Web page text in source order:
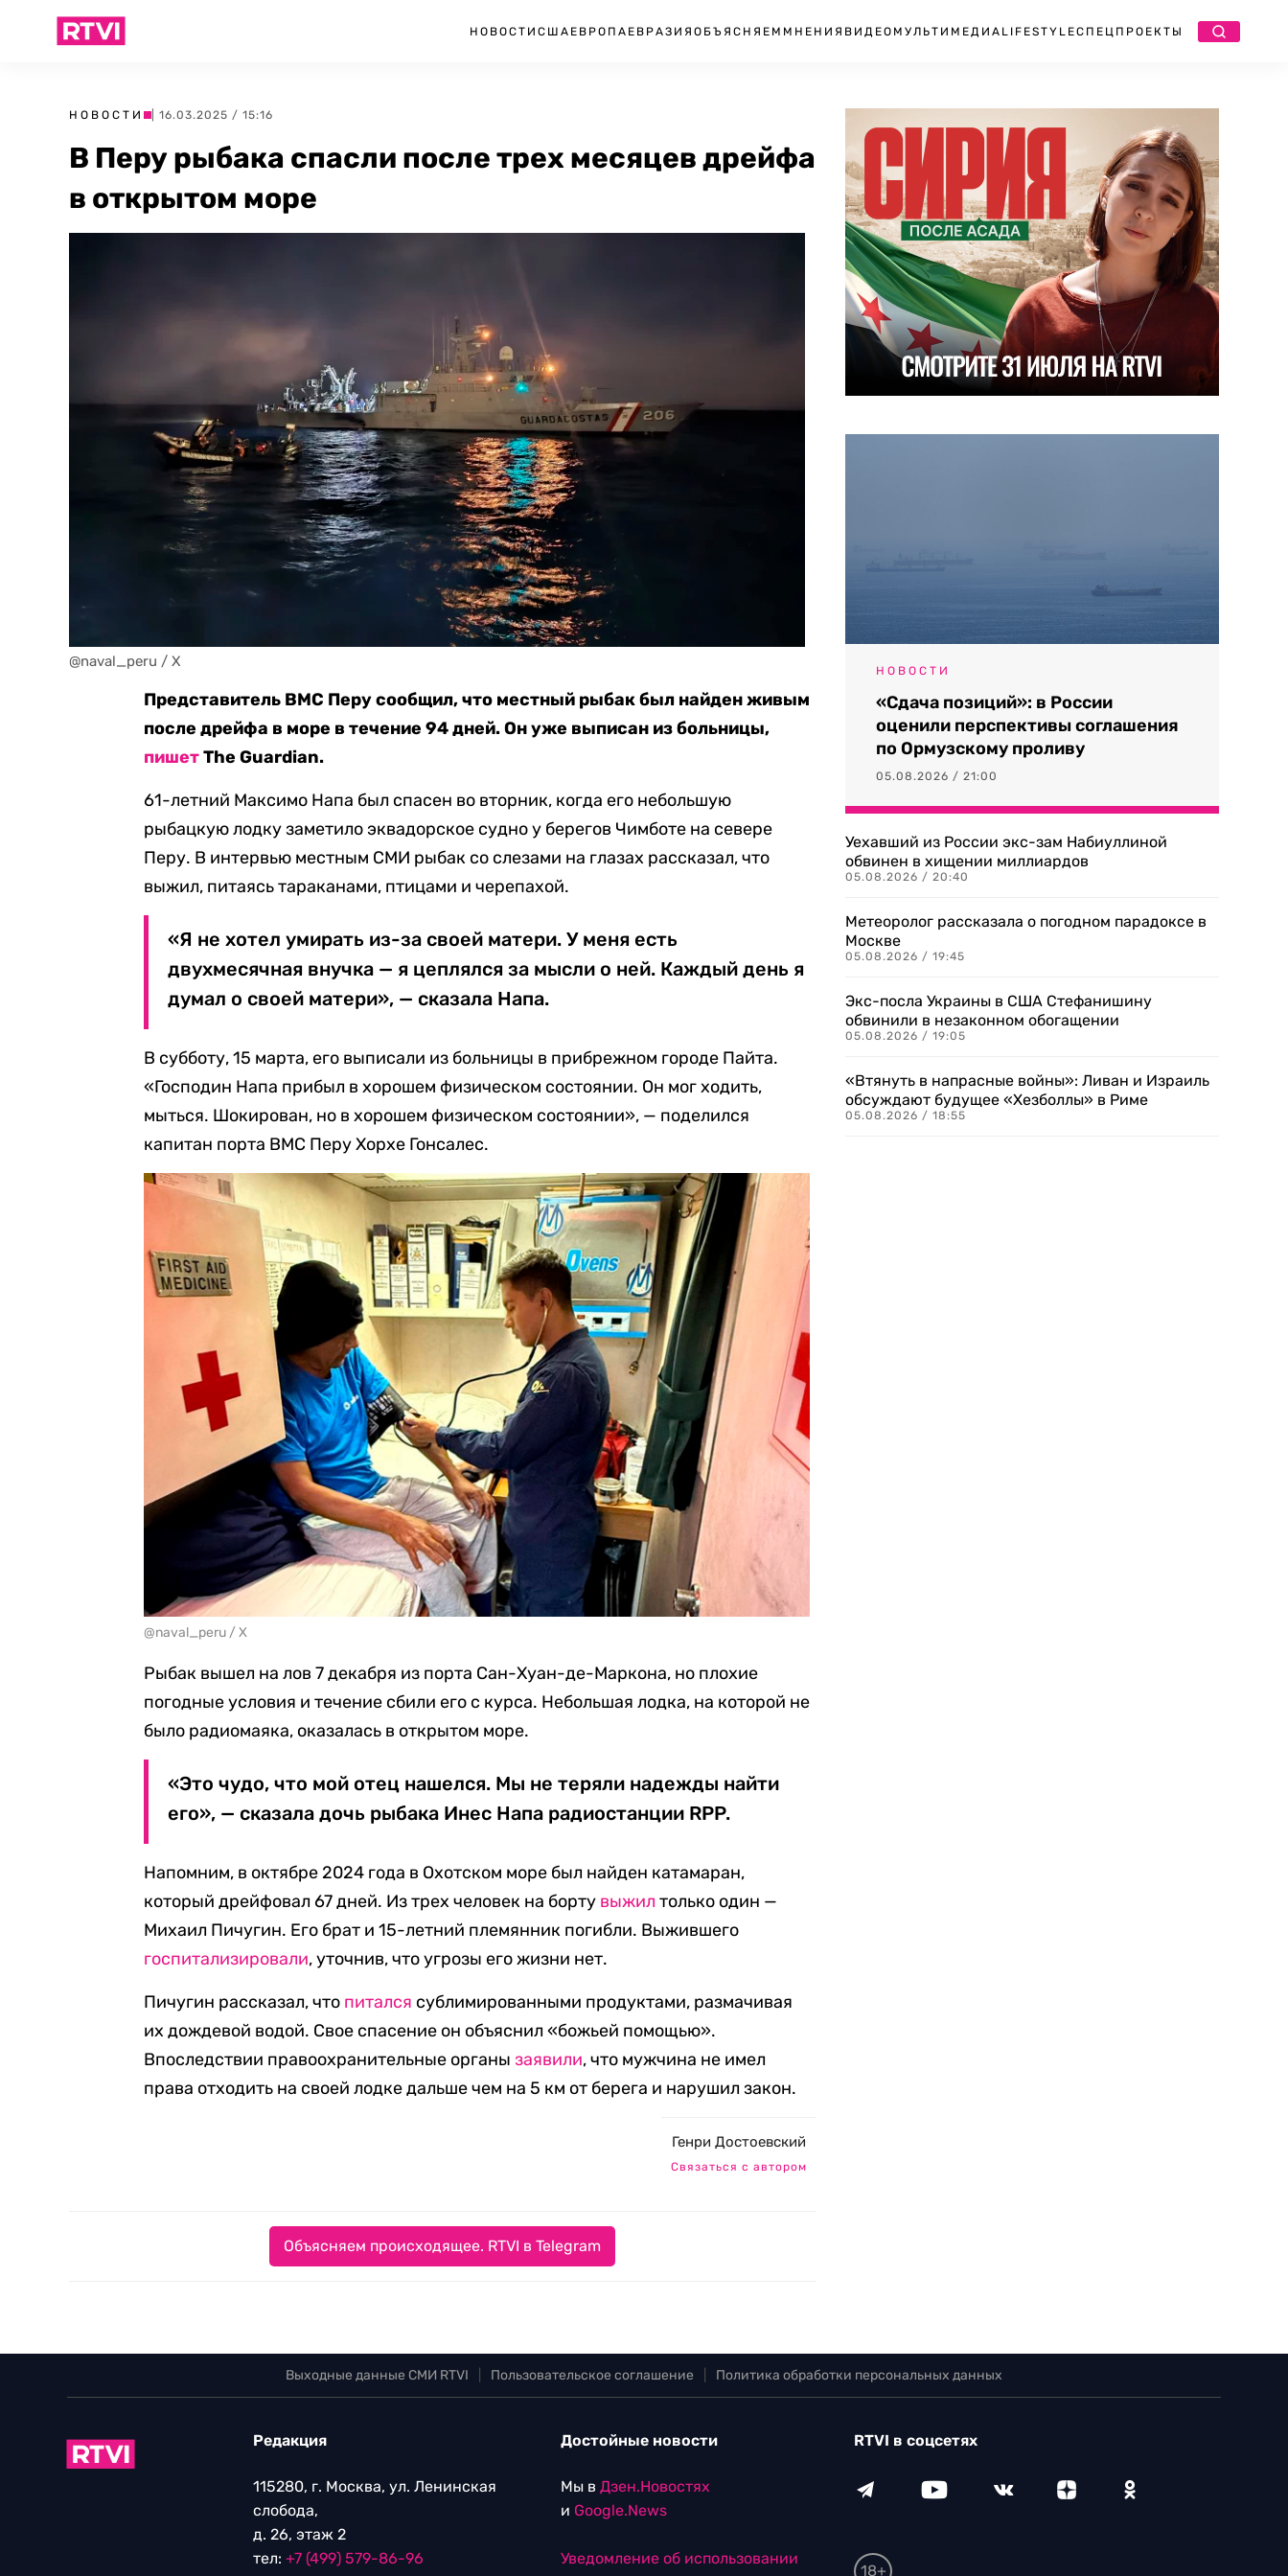
НОВОСТИ США ЕВРОПА ЕВРАЗИЯ ОБЪЯСНЯЕМ МНЕНИЯ ВИДЕО МУЛЬТИМЕДИА LIFESTYLEСПЕЦПРОЕКТЫ
НОВОСТИ | 16.03.2025 / 15:16
В Перу рыбака спасли после трех месяцев дрейфа
в открытом море
@naval_peru / X
Представитель ВМС Перу сообщил, что местный рыбак был найден живым
после дрейфа в море в течение 94 дней. Он уже выписан из больницы,
пишетThe Guardian.
61-летний Максимо Напа был спасен во вторник, когда его небольшую
рыбацкую лодку заметило эквадорское судно у берегов Чимботе на севере
Перу. В интервью местным СМИ рыбак со слезами на глазах рассказал, что
выжил, питаясь тараканами, птицами и черепахой.
«Я не хотел умирать из-за своей матери. У меня есть
двухмесячная внучка — я цеплялся за мысли о ней. Каждый день я
думал о своей матери», — сказала Напа.
В субботу, 15 марта, его выписали из больницы в прибрежном городе Пайта.
«Господин Напа прибыл в хорошем физическом состоянии. Он мог ходить,
мыться. Шокирован, но в хорошем физическом состоянии», — поделился
капитан порта ВМС Перу Хорхе Гонсалес.
@naval_peru / X
Рыбак вышел на лов 7 декабря из порта Сан-Хуан-де-Маркона, но плохие
погодные условия и течение сбили его с курса. Небольшая лодка, на которой не
было радиомаяка, оказалась в открытом море.
«Это чудо, что мой отец нашелся. Мы не теряли надежды найти
его», — сказала дочь рыбака Инес Напа радиостанции RPP.
Напомним, в октябре 2024 года в Охотском море был найден катамаран,
который дрейфовал 67 дней. Из трех человек на борту выжил только один —
Михаил Пичугин. Его брат и 15-летний племянник погибли. Выжившего
госпитализировали, уточнив, что угрозы его жизни нет.
Пичугин рассказал, что питался сублимированными продуктами, размачивая
их дождевой водой. Свое спасение он объяснил «божьей помощью».
Впоследствии правоохранительные органы заявили, что мужчина не имел
права отходить на своей лодке дальше чем на 5 км от берега и нарушил закон.
Генри Достоевский
Связаться с автором
Объясняем происходящее. RTVI в Telegram
НОВОСТИ
«Сдача позиций»: в России
оценили перспективы соглашения
по Ормузскому проливу
05.08.2026 / 21:00
Уехавший из России экс-зам Набиуллиной
обвинен в хищении миллиардов
05.08.2026 / 20:40
Метеоролог рассказала о погодном парадоксе в
Москве
05.08.2026 / 19:45
Экс-посла Украины в США Стефанишину
обвинили в незаконном обогащении
05.08.2026 / 19:05
«Втянуть в напрасные войны»: Ливан и Израиль
обсуждают будущее «Хезболлы» в Риме
05.08.2026 / 18:55
Выходные данные СМИ RTVI Пользовательское соглашение Политика обработки персональных данных
Редакция
115280, г. Москва, ул. Ленинская
слобода,
д. 26, этаж 2
тел: +7 (499) 579-86-96
Достойные новости
Мы в Дзен.Новостях
и Google.News
Уведомление об использовании
RTVI в соцсетях
18+